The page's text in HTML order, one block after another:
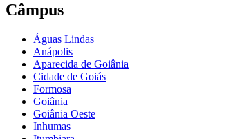
Câmpus
Águas Lindas
Anápolis
Aparecida de Goiânia
Cidade de Goiás
Formosa
Goiânia
Goiânia Oeste
Inhumas